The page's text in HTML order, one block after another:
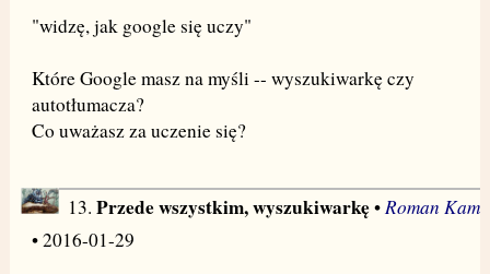
"widzę, jak google się uczy"
Które Google masz na myśli -- wyszukiwarkę czy
autotłumacza?
Co uważasz za uczenie się?
13. Przede wszystkim, wyszukiwarkę•Roman Kam
• 2016-01-29